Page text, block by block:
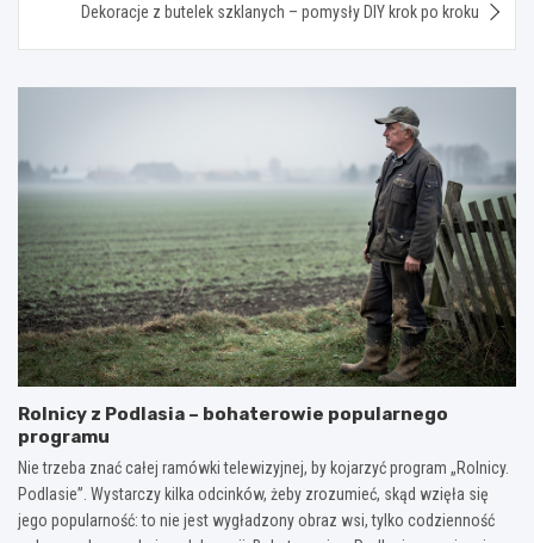
Dekoracje z butelek szklanych – pomysły DIY krok po kroku
Rolnicy z Podlasia – bohaterowie popularnego
programu
Nie trzeba znać całej ramówki telewizyjnej, by kojarzyć program „Rolnicy.
Podlasie”. Wystarczy kilka odcinków, żeby zrozumieć, skąd wzięła się
jego popularność: to nie jest wygładzony obraz wsi, tylko codzienność